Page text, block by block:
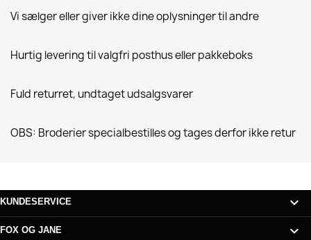
Vi sælger eller giver ikke dine oplysninger til andre
Hurtig levering til valgfri posthus eller pakkeboks
Fuld returret, undtaget udsalgsvarer
OBS: Broderier specialbestilles og tages derfor ikke retur
KUNDESERVICE 
FOX OG JANE 